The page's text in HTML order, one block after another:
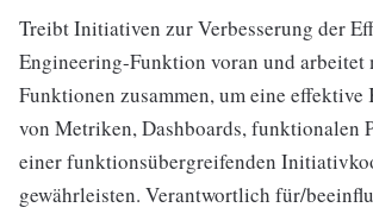
Treibt Initiativen zur Verbesserung der
Engineering-Funktion voran und arbeitet
Funktionen zusammen, um eine
von Metriken, Dashboards, funktionalen
einer funktionsübergreifenden
gewährleisten. Verantwortlich für/